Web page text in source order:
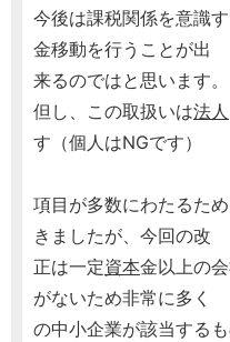
今後は課税関係を意識
金移動を行うことが出
来るのではと思います。
但し、この取扱いは法人
す（個人はNGです）
項目が多数にわたるた
きましたが、今回の改
正は一定資本金以上の
がないため非常に多く
の中小企業が該当する